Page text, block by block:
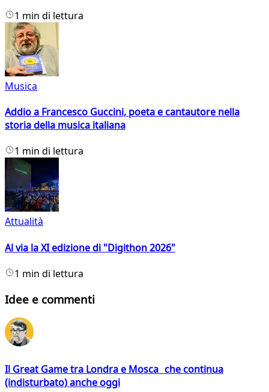
1 min di lettura
Musica
Addio a Francesco Guccini, poeta e cantautore nella
storia della musica italiana
1 min di lettura
Attualità
Al via la XI edizione di "Digithon 2026"
1 min di lettura
Idee e commenti
Il Great Game tra Londra e Mosca che continua
(indisturbato) anche oggi